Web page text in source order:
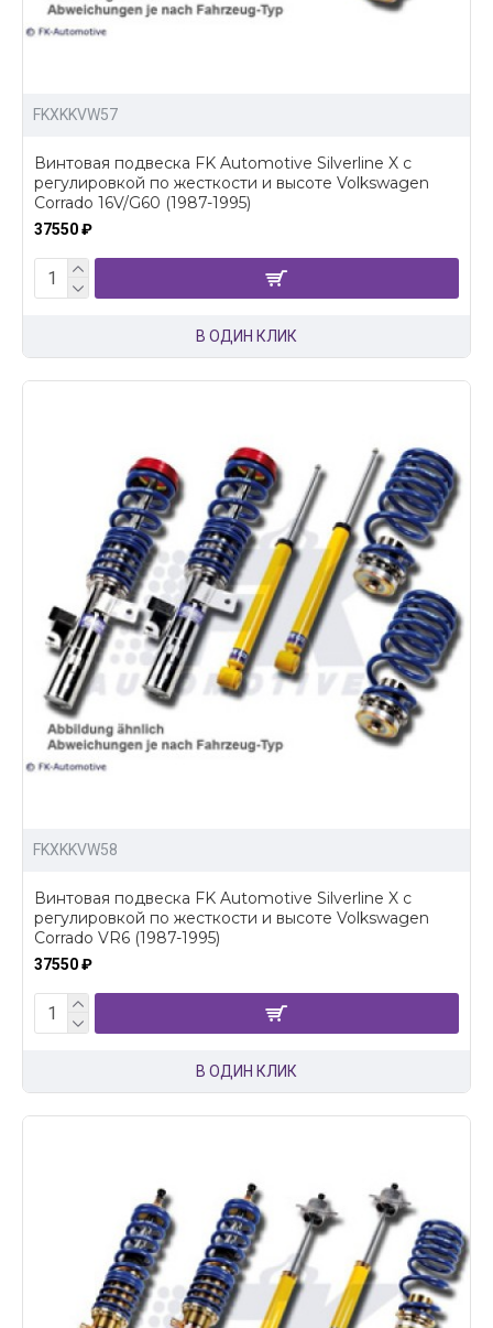
FKXKKVW57
Винтовая подвеска FK Automotive Silverline X c
регулировкой по жесткости и высоте Volkswagen
Corrado 16V/G60 (1987-1995)
37550 ₽
В ОДИН КЛИК
FKXKKVW58
Винтовая подвеска FK Automotive Silverline X c
регулировкой по жесткости и высоте Volkswagen
Corrado VR6 (1987-1995)
37550 ₽
В ОДИН КЛИК